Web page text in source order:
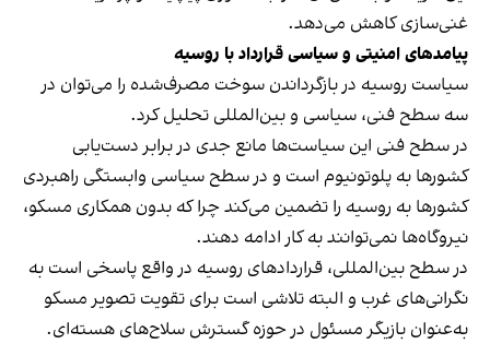
غنی‌سازی کاهش می‌دهد.
پیامدهای امنیتی و سیاسی قرارداد با روسیه
سیاست روسیه در بازگرداندن سوخت مصرف‌شده را می‌توان در
سه سطح فنی، سیاسی و بین‌المللی تحلیل کرد.
در سطح فنی این سیاست‌ها مانع‌ جدی در برابر دست‌یابی
کشورها به پلوتونیوم است و در سطح سیاسی وابستگی راهبردی
کشورها به روسیه را تضمین می‌کند چرا که بدون همکاری مسکو،
نیروگاه‌ها نمی‌توانند به کار ادامه دهند.
در سطح بین‌المللی، قراردادهای روسیه در واقع پاسخی است به
نگرانی‌های غرب و البته تلاشی است برای تقویت تصویر مسکو
به‌عنوان بازیگر مسئول در حوزه گسترش سلاح‌های هسته‌ای.